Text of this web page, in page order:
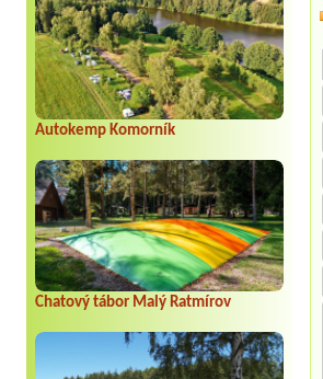
Autokemp Komorník
Chatový tábor Malý Ratmírov